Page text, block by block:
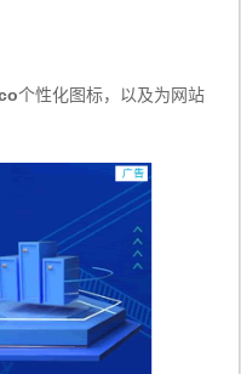
个性化图标，以及为网站